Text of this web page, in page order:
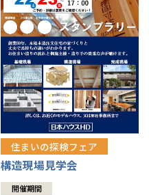
住まいの探検フェア
構造現場見学会
開催期間